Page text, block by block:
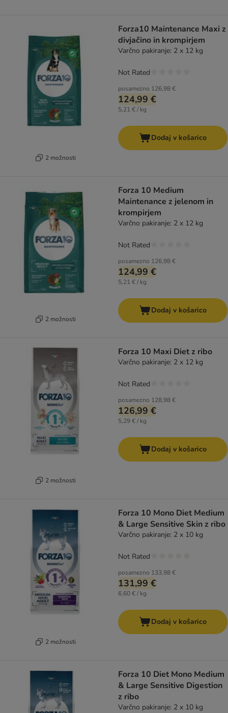
2 možnosti
Forza10 Maintenance Maxi z
divjačino in krompirjem
Varčno pakiranje: 2 x 12 kg
posamezno 126,98 €
124,99 €
5,21 € / kg
Not Rated
Dodaj v košarico
2 možnosti
Forza 10 Medium
Maintenance z jelenom in
krompirjem
Varčno pakiranje: 2 x 12 kg
posamezno 126,98 €
124,99 €
5,21 € / kg
Not Rated
Dodaj v košarico
2 možnosti
Forza 10 Maxi Diet z ribo
Varčno pakiranje: 2 x 12 kg
posamezno 128,98 €
126,99 €
5,29 € / kg
Not Rated
Dodaj v košarico
2 možnosti
Forza 10 Mono Diet Medium
& Large Sensitive Skin z ribo
Varčno pakiranje: 2 x 10 kg
posamezno 133,98 €
131,99 €
6,60 € / kg
Not Rated
Dodaj v košarico
Forza 10 Diet Mono Medium
& Large Sensitive Digestion
z ribo
Varčno pakiranje: 2 x 10 kg